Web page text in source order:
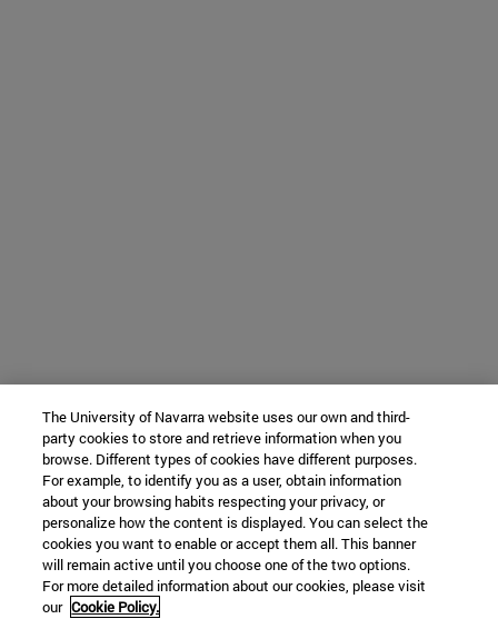
The University of Navarra website uses our own and third-
party cookies to store and retrieve information when you
browse. Different types of cookies have different purposes.
For example, to identify you as a user, obtain information
about your browsing habits respecting your privacy, or
personalize how the content is displayed. You can select the
cookies you want to enable or accept them all. This banner
will remain active until you choose one of the two options.
For more detailed information about our cookies, please visit
our Cookie Policy.